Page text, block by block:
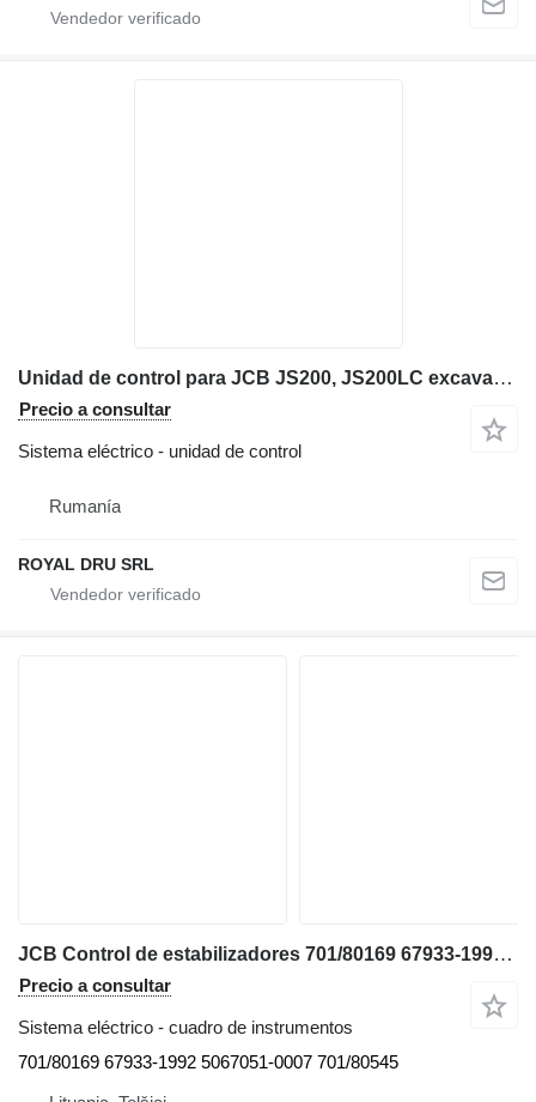
Unidad de control para JCB JS200, JS200LC excavadora
Precio a consultar
Sistema eléctrico - unidad de control
Rumanía
ROYAL DRU SRL
JCB Control de estabilizadores 701/80169 67933-1992 5067051-0007 701/80545 cuadro de instrumentos para JSB JS130W excavadora
Precio a consultar
Sistema eléctrico - cuadro de instrumentos
701/80169 67933-1992 5067051-0007 701/80545